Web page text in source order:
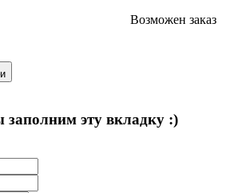
Возможен заказ
эту вкладку :)